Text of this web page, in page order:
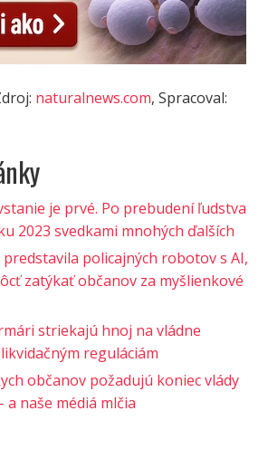
naturalnews.com, Spracoval:
je prvé. Po prebudení ľudstva
2023 svedkami mnohých ďalších
policajných robotov s AI,
zatýkať občanov za myšlienkové
striekajú hnoj na vládne
reguláciám
občanov požadujú koniec vlády
a naše médiá mlčia